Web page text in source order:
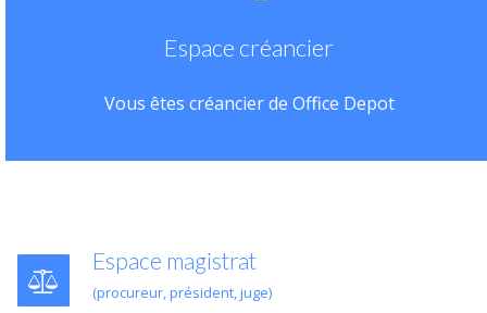
Espace créancier
Vous êtes créancier de Office Depot
Espace magistrat
(procureur, président, juge)